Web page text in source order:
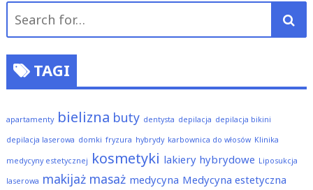
for:
TAGI
apartamenty bielizna buty dentysta depilacja depilacja bikini
depilacja laserowa domki fryzura hybrydy karbownica do włosów Klinika
medycyny estetycznej kosmetyki lakiery hybrydowe Liposukcja
laserowa makijaż masaż medycyna Medycyna estetyczna